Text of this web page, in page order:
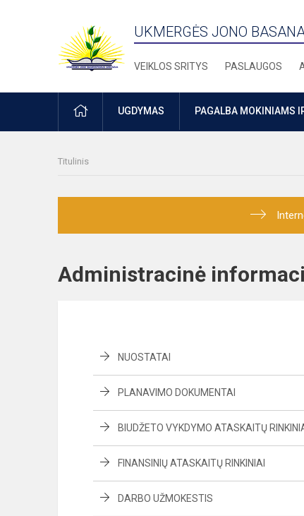
UKMERGĖS JONO
VEIKLOS SRITYS PASLAUGOS
PRADŽIAUGDYMAS PAGALBA MOKINIAMS
Titulinis
Administracinė
NUOSTATAI
PLANAVIMO DOKUMENTAI
BIUDŽETO VYKDYMO ATASKAITŲ
FINANSINIŲ ATASKAITŲ RINKINIAI
DARBO UŽMOKESTIS